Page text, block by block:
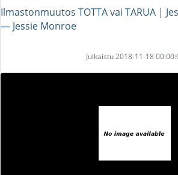
Ilmastonmuutos TOTTA vai TARUA |
― Jessie Monroe
Julkaistu 2018-11-18